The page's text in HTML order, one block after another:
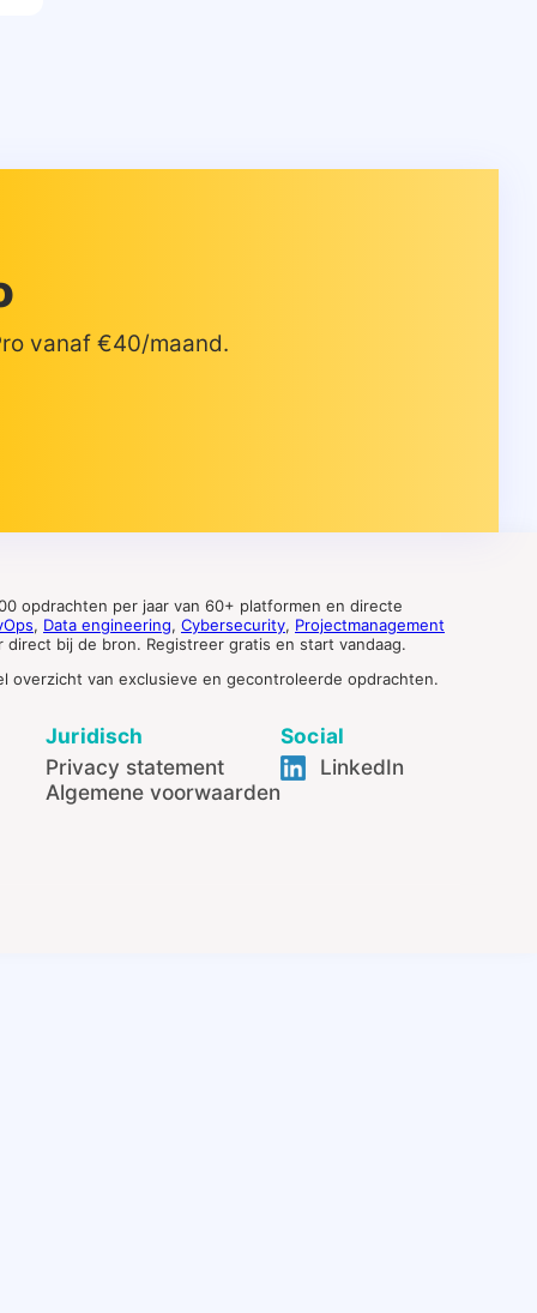
vanaf €40/maand.
opdrachten per jaar van 60+ platformen en directe
, Data engineering, Cybersecurity, Projectmanagement
bij de bron. Registreer gratis en start vandaag.
overzicht van exclusieve en gecontroleerde opdrachten.
Juridisch
Privacy statement
Algemene voorwaarden
Social
LinkedIn